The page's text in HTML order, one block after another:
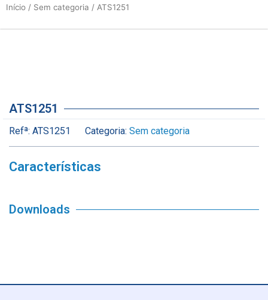
Início / Sem categoria / ATS1251
ATS1251
Refª: ATS1251 Categoria: Sem categoria
Características
Downloads